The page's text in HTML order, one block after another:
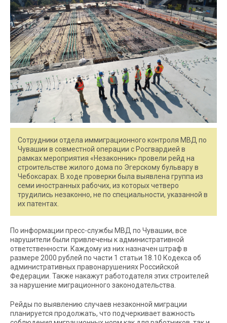
Сотрудники отдела иммиграционного контроля МВД по
Чувашии в совместной операции с Росгвардией в
рамках мероприятия «Незаконник» провели рейд на
строительстве жилого дома по Эгерскому бульвару в
Чебоксарах. В ходе проверки была выявлена группа из
семи иностранных рабочих, из которых четверо
трудились незаконно, не по специальности, указанной в
их патентах.
По информации пресс-службы МВД по Чувашии, все
нарушители были привлечены к административной
ответственности. Каждому из них назначен штраф в
размере 2000 рублей по части 1 статьи 18.10 Кодекса об
административных правонарушениях Российской
Федерации. Также накажут работодателя этих строителей
за нарушение миграционного законодательства.
Рейды по выявлению случаев незаконной миграции
планируется продолжать, что подчеркивает важность